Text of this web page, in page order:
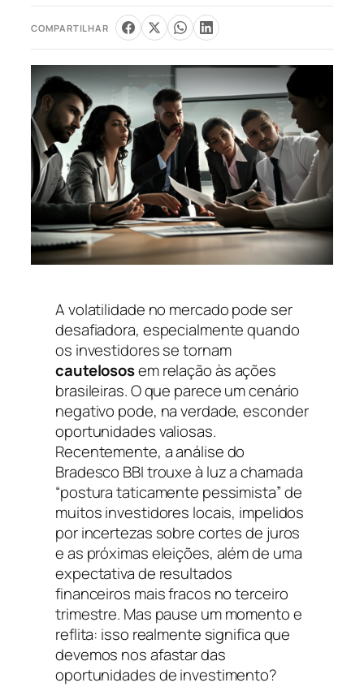
COMPARTILHAR
A volatilidade no mercado pode ser
desafiadora, especialmente quando
os investidores se tornam
cautelososem relação às ações
brasileiras. O que parece um cenário
negativo pode, na verdade, esconder
oportunidades valiosas.
Recentemente, a análise do
Bradesco BBI trouxe à luz a chamada
“postura taticamente pessimista” de
muitos investidores locais, impelidos
por incertezas sobre cortes de juros
e as próximas eleições, além de uma
expectativa de resultados
financeiros mais fracos no terceiro
trimestre. Mas pause um momento e
reflita: isso realmente significa que
devemos nos afastar das
oportunidades de investimento?